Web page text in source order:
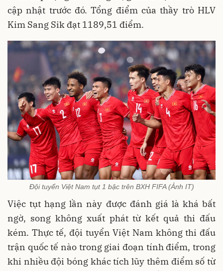
cập nhật trước đó. Tổng điểm của thầy trò HLV
Kim Sang Sik đạt 1189,51 điểm.
Đội tuyển Việt Nam tụt 1 bậc trên BXH FIFA (Ảnh IT)
Việc tụt hạng lần này được đánh giá là khá bất
ngờ, song không xuất phát từ kết quả thi đấu
kém. Thực tế, đội tuyển Việt Nam không thi đấu
trận quốc tế nào trong giai đoạn tính điểm, trong
khi nhiều đội bóng khác tích lũy thêm điểm số từ